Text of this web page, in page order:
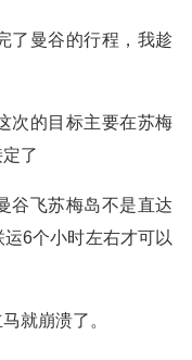
了曼谷的行程，我趁
次的目标主要在苏梅
了
谷飞苏梅岛不是直达
6个小时左右才可以
就崩溃了。